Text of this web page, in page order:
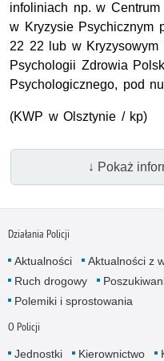
infoliniach np. w Centrum
w Kryzysie Psychicznym
22 22 lub w Kryzysowym
Psychologii Zdrowia
Psychologicznego, pod
(KWP w Olsztynie / kp)
↓ Pokaż
Działania Policji
Aktualności Aktualności z
Ruch drogowy
Polemiki i sprostowania
O Policji
Jednostki Kierownictwo